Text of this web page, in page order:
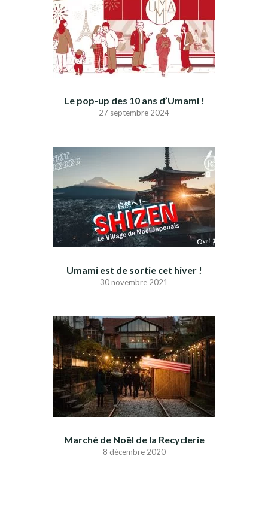
Le pop-up des 10 ans d’Umami !
27 septembre 2024
Umami est de sortie cet hiver !
30 novembre 2021
Marché de Noël de la Recyclerie
8 décembre 2020